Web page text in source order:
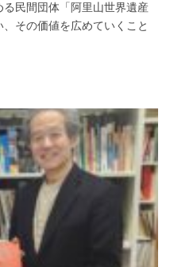
民間団体「阿里山世界遺産
その価値を広めていくこと